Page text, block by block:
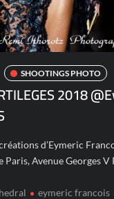
SHOOTINGS PHOTO
2018
d’Eymeric
Paris, Avenue Georges
eymeric francois